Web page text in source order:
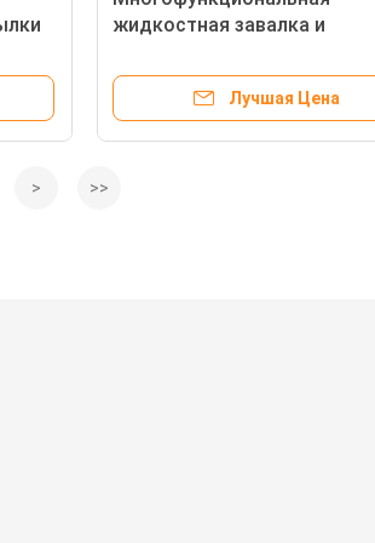
жидкостная завалка и
пластмассы и стекла
Лучшая Цена
> >>